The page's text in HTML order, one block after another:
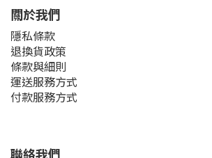
關於我們
隱私條款
退換貨政策
條款與細則
運送服務方式
付款服務方式